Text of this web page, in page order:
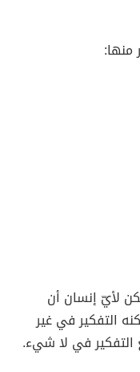
منها:
لأيّ إنسان أن
التفكير في غير
التفكير في لا شيء.